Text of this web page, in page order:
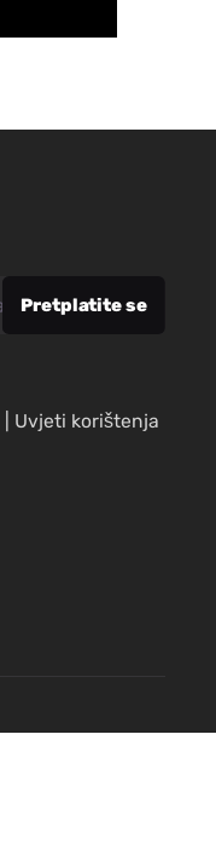
Uvjeti korištenja